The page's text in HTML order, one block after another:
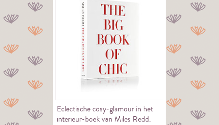
Eclectische cosy-glamour in het
interieur-boek van Miles Redd.